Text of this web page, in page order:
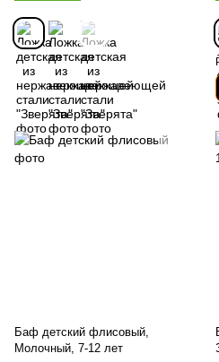
Баф детский флисовый,
Молочный, 7-12 лет